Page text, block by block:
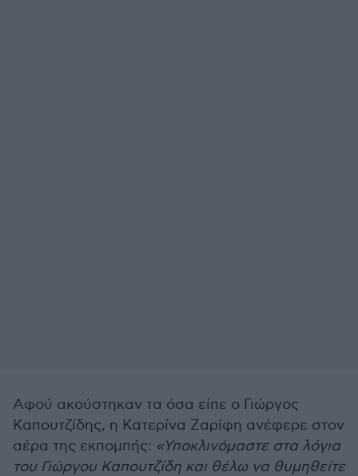
Αφού ακούστηκαν τα όσα είπε ο Γιώργος
Καπουτζίδης, η Κατερίνα Ζαρίφη ανέφερε στον
αέρα της εκπομπής: «Υποκλινόμαστε στα λόγια
του Γιώργου Καπουτζίδη και θέλω να θυμηθείτε